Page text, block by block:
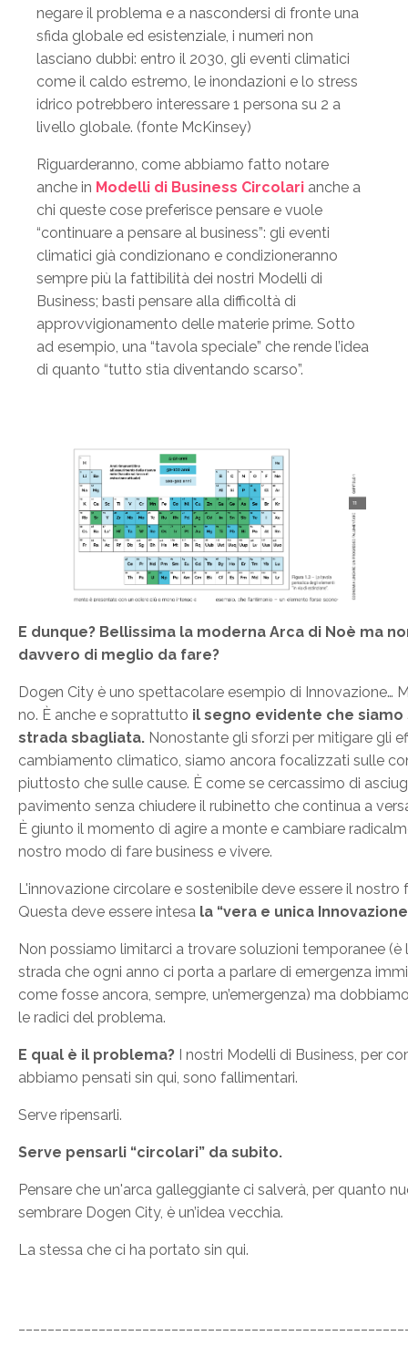
negare il problema e a nascondersi di fronte una
sfida globale ed esistenziale, i numeri non
lasciano dubbi: entro il 2030, gli eventi climatici
come il caldo estremo, le inondazioni e lo stress
idrico potrebbero interessare 1 persona su 2 a
livello globale. (fonte McKinsey)
Riguarderanno, come abbiamo fatto notare
anche in Modelli di Business Circolari anche a
chi queste cose preferisce pensare e vuole
“continuare a pensare al business”: gli eventi
climatici già condizionano e condizioneranno
sempre più la fattibilità dei nostri Modelli di
Business; basti pensare alla difficoltà di
approvvigionamento delle materie prime. Sotto
ad esempio, una “tavola speciale” che rende l’idea
di quanto “tutto stia diventando scarso”.
E dunque? Bellissima la moderna Arca di Noè ma
davvero di meglio da fare?
Dogen City è uno spettacolare esempio di Innovazione…
no. È anche e soprattutto il segno evidente che siamo
strada sbagliata. Nonostante gli sforzi per mitigare gli
cambiamento climatico, siamo ancora focalizzati sulle
piuttosto che sulle cause. È come se cercassimo di
pavimento senza chiudere il rubinetto che continua a
È giunto il momento di agire a monte e cambiare
nostro modo di fare business e vivere.
L'innovazione circolare e sostenibile deve essere il nostro
Questa deve essere intesa la “vera e unica
Non possiamo limitarci a trovare soluzioni temporanee (è
strada che ogni anno ci porta a parlare di emergenza
come fosse ancora, sempre, un’emergenza) ma
le radici del problema.
E qual è il problema? I nostri Modelli di Business, per
abbiamo pensati sin qui, sono fallimentari.
Serve ripensarli.
Serve pensarli “circolari” da subito.
Pensare che un'arca galleggiante ci salverà, per quanto
sembrare Dogen City, è un’idea vecchia.
La stessa che ci ha portato sin qui.